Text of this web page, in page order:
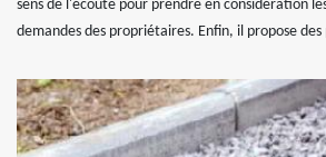
sens de l'écoute pour prendre en considération
demandes des propriétaires. Enfin, il propose